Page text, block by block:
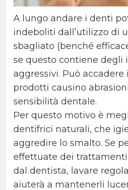
A lungo andare i denti
indeboliti dall’utilizzo di
sbagliato (benché
se questo contiene degli
aggressivi. Può
prodotti causino
sensibilità dentale.
Per questo motivo è
dentifrici naturali, che
aggredire lo smalto. Se
effettuate dei
dal dentista, lavare
aiuterà a mantenerli